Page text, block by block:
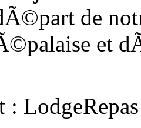
de
et
: Lodge